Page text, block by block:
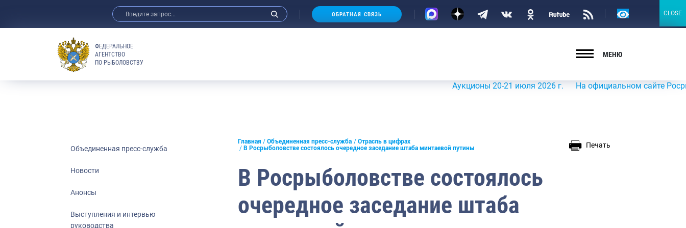
Анонсы
Выставки и конференции
Рыбоохрана России
ОБРАТНАЯ СВЯЗЬ
Версия
ФЕДЕРАЛЬНОЕ
АГЕНТСТВО
ПО РЫБОЛОВСТВУ
МЕНЮ
Аукционы 20-21 июля 2026 г. На официальном сайте
Объединенная пресс-служба
Новости
Анонсы
Выступления и интервью
руководства
Главная Объединенная пресс-служба
Отрасль в цифрах
В Росрыболовстве состоялось очередное заседание штаба минтаевой путины
Печать
В Росрыболовстве состоялось
очередное заседание штаба
CLOSE
CLOSE